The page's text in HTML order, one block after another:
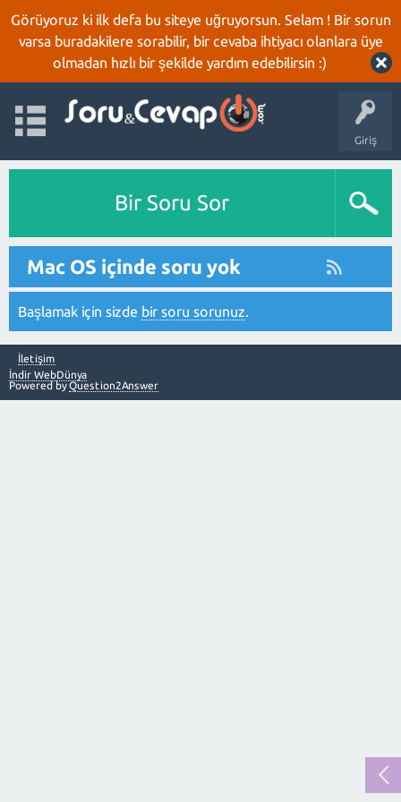
Görüyoruz ki ilk defa bu siteye uğruyorsun. Selam ! Bir sorun
varsa buradakilere sorabilir, bir cevaba ihtiyacı olanlara üye
olmadan hızlı bir şekilde yardım edebilirsin :)
Giriş
Bir Soru Sor
Mac OS içinde soru yok
Başlamak için sizde bir soru sorunuz.
İletişim
İndir WebDünya
Powered byQuestion2Answer